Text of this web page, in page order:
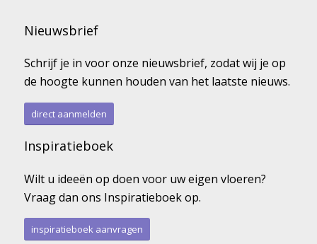
Nieuwsbrief
Schrijf je in voor onze nieuwsbrief, zodat wij je op
de hoogte kunnen houden van het laatste nieuws.
direct aanmelden
Inspiratieboek
Wilt u ideeën op doen voor uw eigen vloeren?
Vraag dan ons Inspiratieboek op.
inspiratieboek aanvragen